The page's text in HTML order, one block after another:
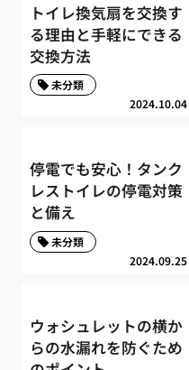
トイレ換気扇を交換す
る理由と手軽にできる
交換方法
2024.10.04
未分類
停電でも安心！タンク
レストイレの停電対策
と備え
2024.09.25
未分類
ウォシュレットの横か
らの水漏れを防ぐため